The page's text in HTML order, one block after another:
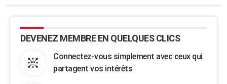
DEVENEZ MEMBRE EN QUELQUES CLICS
Connectez-vous simplement avec ceux qui
partagent vos intérêts